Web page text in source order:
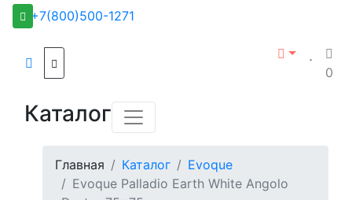
+7(800)500-1271
0
Каталог
Главная Каталог
Evoque
Evoque Palladio Earth White Angolo